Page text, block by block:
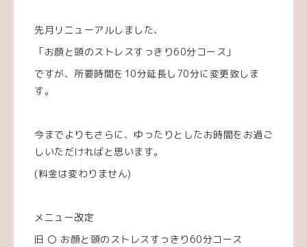
先月リニューアルしました、
「お顔と頭のストレスすっきり60分コース」
ですが、所要時間を10分延長し70分に変更致しま
す。
今までよりもさらに、ゆったりとしたお時間をお過ご
しいただければと思います。
(料金は変わりません)
メニュー改定
旧 〇 お顔と頭のストレスすっきり60分コース